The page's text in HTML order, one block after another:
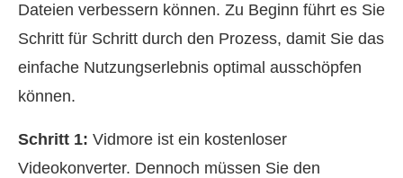
Dateien verbessern können. Zu Beginn führt es Sie
Schritt für Schritt durch den Prozess, damit Sie das
einfache Nutzungserlebnis optimal ausschöpfen
können.
Schritt 1: Vidmore ist ein kostenloser
Videokonverter. Dennoch müssen Sie den